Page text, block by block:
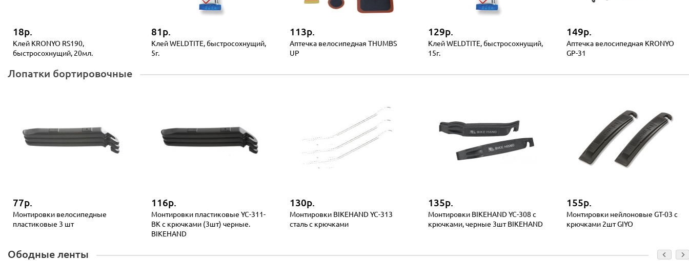
18р.
Клей KRONYO RS190,
быстросохнущий, 20мл.
81р.
Клей WELDTITE, быстросохнущий,
5г.
113р.
Аптечка велосипедная THUMBS
UP
129р.
Клей WELDTITE, быстросохнущий,
15г.
149р.
Аптечка велосипедная KRONYO
GP-31
Лопатки бортировочные
77р.
Монтировки велосипедные
пластиковые 3 шт
116р.
Монтировки пластиковые YC-311-
BK с крючками (3шт) черные.
BIKEHAND
130р.
Монтировки BIKEHAND YC-313
сталь с крючками
135р.
Монтировки BIKEHAND YC-308 с
крючками, черные 3шт BIKEHAND
155р.
Монтировки нейлоновые GT-03 с
крючками 2шт GIYO
Ободные ленты